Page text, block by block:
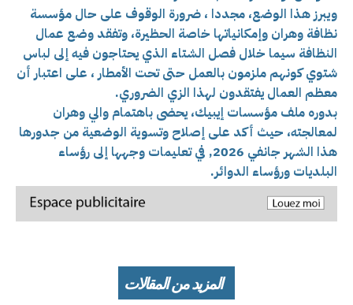
ويبرز هذا الوضع، مجددا ، ضرورة الوقوف على حال مؤسسة
نظافة وهران وإمكانياتها خاصة الحظيرة، وتفقد وضع عمال
النظافة سيما خلال فصل الشتاء الذي يحتاجون فيه إلى لباس
شتوي كونهم ملزمون بالعمل حتى تحت الأمطار ، على اعتبار أن
معظم العمال يفتقدون لهذا الزي الضروري.
بدوره ملف مؤسسات إيبيك، يحضى باهتمام والي وهران
لمعالجته، حيث أكد على إصلاح وتسوية الوضعية من جدورها
هذا الشهر جانفي 2026, في تعليمات وجهها إلى رؤساء
البلديات ورؤساء الدوائر.
المزيد من المقالات